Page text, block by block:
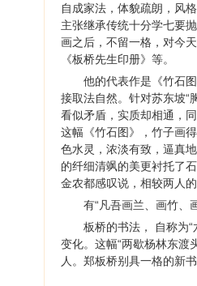
自成家法，体貌疏朗，风
主张继承传统十分学七要
画之后，不留一格，对今
《板桥先生印册》等。
他的代表作是《竹石
接取法自然。针对苏东坡“
看似矛盾，实质却相通，
这幅《竹石图》，竹子画
色水灵，浓淡有致，逼真
的纤细清飒的美更衬托了
金农都感叹说，相较两人
有“凡吾画兰、画竹、
板桥的书法， 自称为
变化。这幅“两歇杨林东渡
人。郑板桥别具一格的新